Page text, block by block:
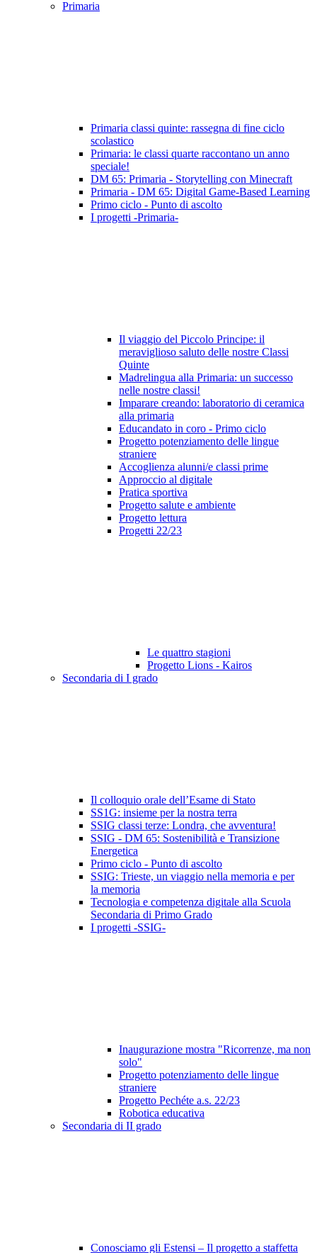
Primaria
Primaria classi quinte: rassegna di fine ciclo
scolastico
Primaria: le classi quarte raccontano un anno
speciale!
DM 65: Primaria - Storytelling con Minecraft
Primaria - DM 65: Digital Game-Based Learning
Primo ciclo - Punto di ascolto
I progetti -Primaria-
Il viaggio del Piccolo Principe: il
meraviglioso saluto delle nostre Classi
Quinte
Madrelingua alla Primaria: un successo
nelle nostre classi!
Imparare creando: laboratorio di ceramica
alla primaria
Educandato in coro - Primo ciclo
Progetto potenziamento delle lingue
straniere
Accoglienza alunni/e classi prime
Approccio al digitale
Pratica sportiva
Progetto salute e ambiente
Progetto lettura
Progetti 22/23
Le quattro stagioni
Progetto Lions - Kairos
Secondaria di I grado
Il colloquio orale dell’Esame di Stato
SS1G: insieme per la nostra terra
SSIG classi terze: Londra, che avventura!
SSIG - DM 65: Sostenibilità e Transizione
Energetica
Primo ciclo - Punto di ascolto
SSIG: Trieste, un viaggio nella memoria e per
la memoria
Tecnologia e competenza digitale alla Scuola
Secondaria di Primo Grado
I progetti -SSIG-
Inaugurazione mostra "Ricorrenze, ma non
solo"
Progetto potenziamento delle lingue
straniere
Progetto Pechéte a.s. 22/23
Robotica educativa
Secondaria di II grado
Conosciamo gli Estensi – Il progetto a staffetta